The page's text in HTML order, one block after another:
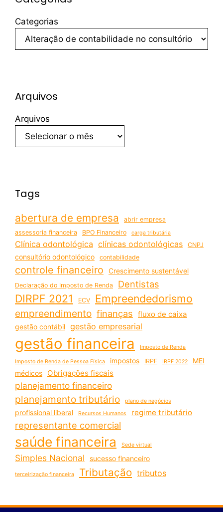
Categorias
Arquivos
Arquivos
Tags
abertura de empresa
abrir empresa
assessoria financeira
BPO Financeiro carga tributária
Clínica odontológica clínicas odontológicas CNPJ
consultório odontológico contabilidade
controle financeiro Crescimento sustentável
Declaração do Imposto de Renda Dentistas
DIRPF 2021 ECV Empreendedorismo
empreendimento finanças fluxo de caixa
gestão contábil gestão empresarial
gestão financeira Imposto de Renda
Imposto de Renda de Pessoa Física impostos IRPF IRPF 2022
MEI
médicos
Obrigações fiscais
planejamento financeiro
planejamento tributário plano de negócios
profissional liberal Recursos Humanos regime tributário
representante comercial
saúde financeira Sede virtual
Simples Nacional sucesso financeiro
terceirização financeira Tributação tributos